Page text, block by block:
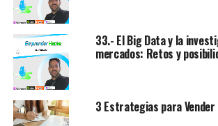
RELATED TOPICS:
MARKETING
UP NEXT
9.- El proceso de ventas
33.- El Big Data y la
mercados: Retos y
3 Estrategias para